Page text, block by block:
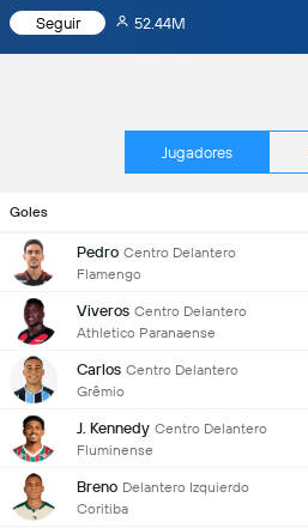
Seguir 52.44M
Jugadores
Goles
Pedro Centro Delantero
Flamengo
Viveros Centro Delantero
Athletico Paranaense
Carlos Centro Delantero
Grêmio
J. Kennedy Centro Delantero
Fluminense
Breno Delantero Izquierdo
Coritiba